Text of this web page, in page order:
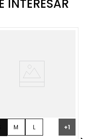
INTERESAR
L
M +1